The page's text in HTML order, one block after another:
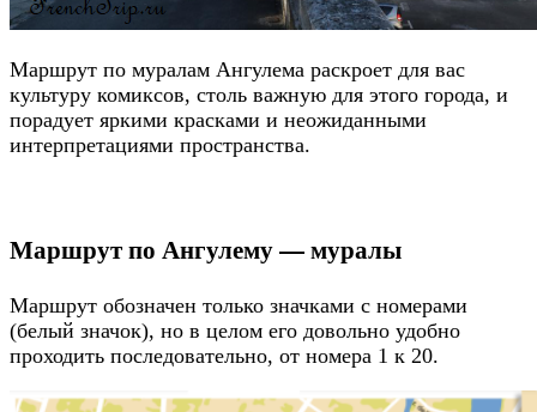
Маршрут по муралам Ангулема раскроет для вас
культуру комиксов, столь важную для этого города, и
порадует яркими красками и неожиданными
интерпретациями пространства.
Маршрут по Ангулему — муралы
Маршрут обозначен только значками с номерами
(белый значок), но в целом его довольно удобно
проходить последовательно, от номера 1 к 20.